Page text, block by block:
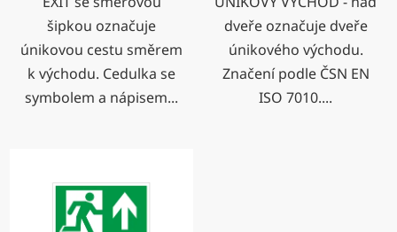
šipkou označuje
únikovou cestu směrem
k východu. Cedulka se
symbolem a nápisem...
dveře označuje dveře
únikového východu.
Značení podle ČSN EN
ISO 7010....